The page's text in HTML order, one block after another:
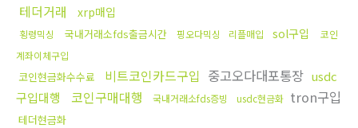
테더거래
xrp매입
횡령믹싱 국내거래소fds출금시간 핑오다믹싱 리플매입 sol구입
코인
계좌이체구입
코인현금화수수료 비트코인카드구입 중고오다대포통장 usdc
구입대행
코인구매대행 국내거래소fds증빙 usdc현금화 tron구입
테더현금화